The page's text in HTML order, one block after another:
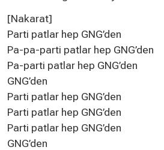
[Nakarat]
Parti patlar hep GNG’den
Pa-pa-parti patlar hep GNG’den
Pa-parti patlar hep GNG’den
GNG’den
Parti patlar hep GNG’den
Parti patlar hep GNG’den
Parti patlar hep GNG’den
GNG’den